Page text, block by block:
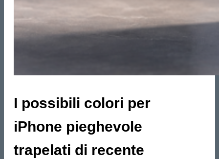
I possibili colori per
iPhone pieghevole
trapelati di recente